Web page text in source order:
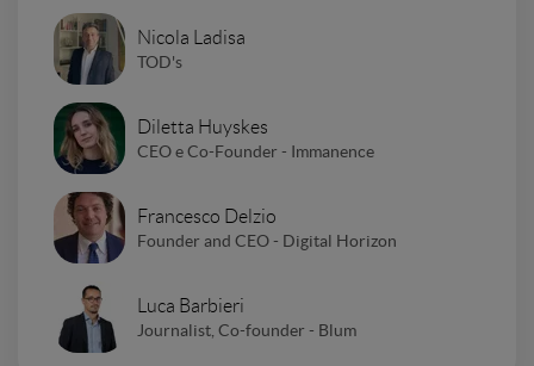
Nicola Ladisa
TOD's
Diletta Huyskes
CEO e Co-Founder - Immanence
Francesco Delzio
Founder and CEO - Digital Horizon
Luca Barbieri
Journalist, Co-founder - Blum